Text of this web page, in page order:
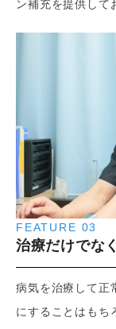
ン補充を提供して
FEATURE 03
治療だけでな
病気を治療して正
にすることはもち